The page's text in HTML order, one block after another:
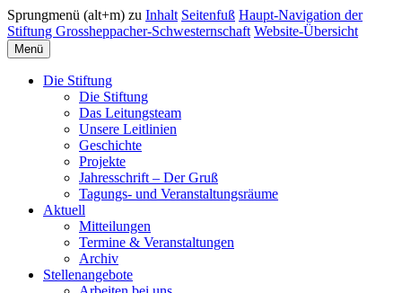
Sprungmenü (alt+m) zu Inhalt Seitenfuß Haupt-Navigation der
Stiftung Grossheppacher-Schwesternschaft Website-Übersicht
Menü
Die Stiftung
Die Stiftung
Das Leitungsteam
Unsere Leitlinien
Geschichte
Projekte
Jahresschrift – Der Gruß
Tagungs- und Veranstaltungsräume
Aktuell
Mitteilungen
Termine & Veranstaltungen
Archiv
Stellenangebote